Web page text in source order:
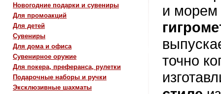
Новогодние подарки и сувениры
Для промоакций
Для детей
Сувениры
Для дома и офиса
Сувенирное оружие
Для покера, преферанса, рулетки
Подарочные наборы и ручки
Эксклюзивные шахматы
и
точно